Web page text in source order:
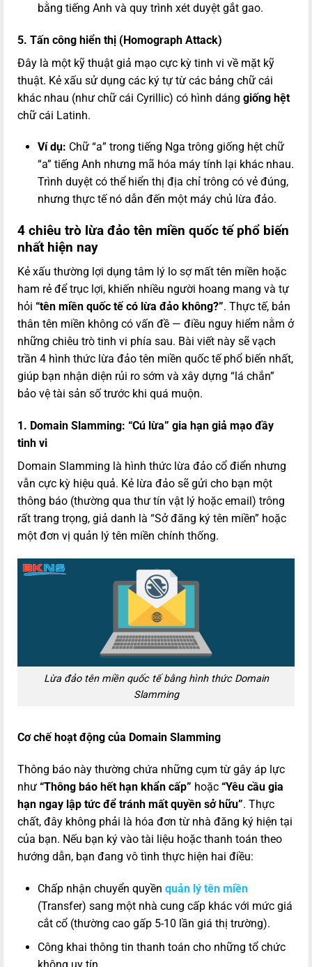
bằng tiếng Anh và quy trình xét duyệt gắt gao.
5. Tấn công hiển thị (Homograph Attack)
Đây là một kỹ thuật giả mạo cực kỳ tinh vi về mặt kỹ
thuật. Kẻ xấu sử dụng các ký tự từ các bảng chữ cái
khác nhau (như chữ cái Cyrillic) có hình dáng giống hệt
chữ cái Latinh.
Ví dụ: Chữ “а” trong tiếng Nga trông giống hệt chữ
“a” tiếng Anh nhưng mã hóa máy tính lại khác nhau.
Trình duyệt có thể hiển thị địa chỉ trông có vẻ đúng,
nhưng thực tế nó dẫn đến một máy chủ lừa đảo.
4 chiêu trò lừa đảo tên miền quốc tế phổ biến
nhất hiện nay
Kẻ xấu thường lợi dụng tâm lý lo sợ mất tên miền hoặc
ham rẻ để trục lợi, khiến nhiều người hoang mang và tự
hỏi “tên miền quốc tế có lừa đảo không?”. Thực tế, bản
thân tên miền không có vấn đề — điều nguy hiểm nằm ở
những chiêu trò tinh vi phía sau. Bài viết này sẽ vạch
trần 4 hình thức lừa đảo tên miền quốc tế phổ biến nhất,
giúp bạn nhận diện rủi ro sớm và xây dựng “lá chắn”
bảo vệ tài sản số trước khi quá muộn.
1. Domain Slamming: “Cú lừa” gia hạn giả mạo đầy
tinh vi
Domain Slamming là hình thức lừa đảo cổ điển nhưng
vẫn cực kỳ hiệu quả. Kẻ lừa đảo sẽ gửi cho bạn một
thông báo (thường qua thư tín vật lý hoặc email) trông
rất trang trọng, giả danh là “Sở đăng ký tên miền” hoặc
một đơn vị quản lý tên miền chính thống.
Lừa đảo tên miền quốc tế bằng hình thức Domain
Slamming
Cơ chế hoạt động của Domain Slamming
Thông báo này thường chứa những cụm từ gây áp lực
như “Thông báo hết hạn khẩn cấp” hoặc “Yêu cầu gia
hạn ngay lập tức để tránh mất quyền sở hữu”. Thực
chất, đây không phải là hóa đơn từ nhà đăng ký hiện tại
của bạn. Nếu bạn ký vào tài liệu hoặc thanh toán theo
hướng dẫn, bạn đang vô tình thực hiện hai điều:
Chấp nhận chuyển quyền quản lý tên miền
(Transfer) sang một nhà cung cấp khác với mức giá
cắt cổ (thường cao gấp 5-10 lần giá thị trường).
Công khai thông tin thanh toán cho những tổ chức